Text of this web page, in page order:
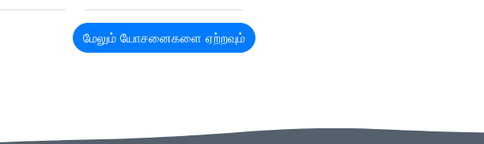
மேலும் யோசனைகளை ஏற்றவும்